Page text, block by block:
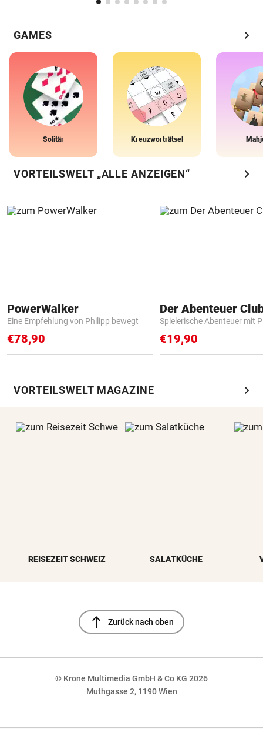
GAMES chevron_right
Solitär Kreuzworträtsel
VORTEILSWELT „ALLE ANZEIGEN“ chevron_right
PowerWalker
Eine Empfehlung von Philipp bewegt
€78,90
Der Abenteuer
Spielerische Abenteuer mit
€19,90
VORTEILSWELT MAGAZINE chevron_right
REISEZEIT SCHWEIZ SALATKÜCHE
north Zurück nach oben
© Krone Multimedia GmbH & Co KG 2026
Muthgasse 2, 1190 Wien